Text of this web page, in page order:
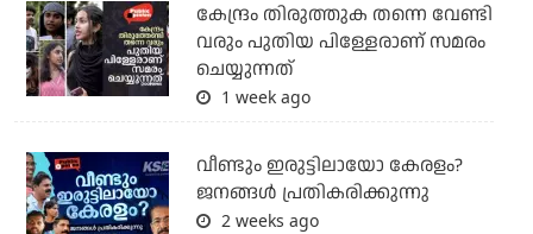
കേന്ദ്രം തിരുത്തുക തന്നെ വേണ്ടി
വരും പുതിയ പിള്ളേരാണ് സമരം
ചെയ്യുന്നത്
1 week ago
വീണ്ടും ഇരുട്ടിലായോ കേരളം?
ജനങ്ങൾ പ്രതികരിക്കുന്നു
2 weeks ago